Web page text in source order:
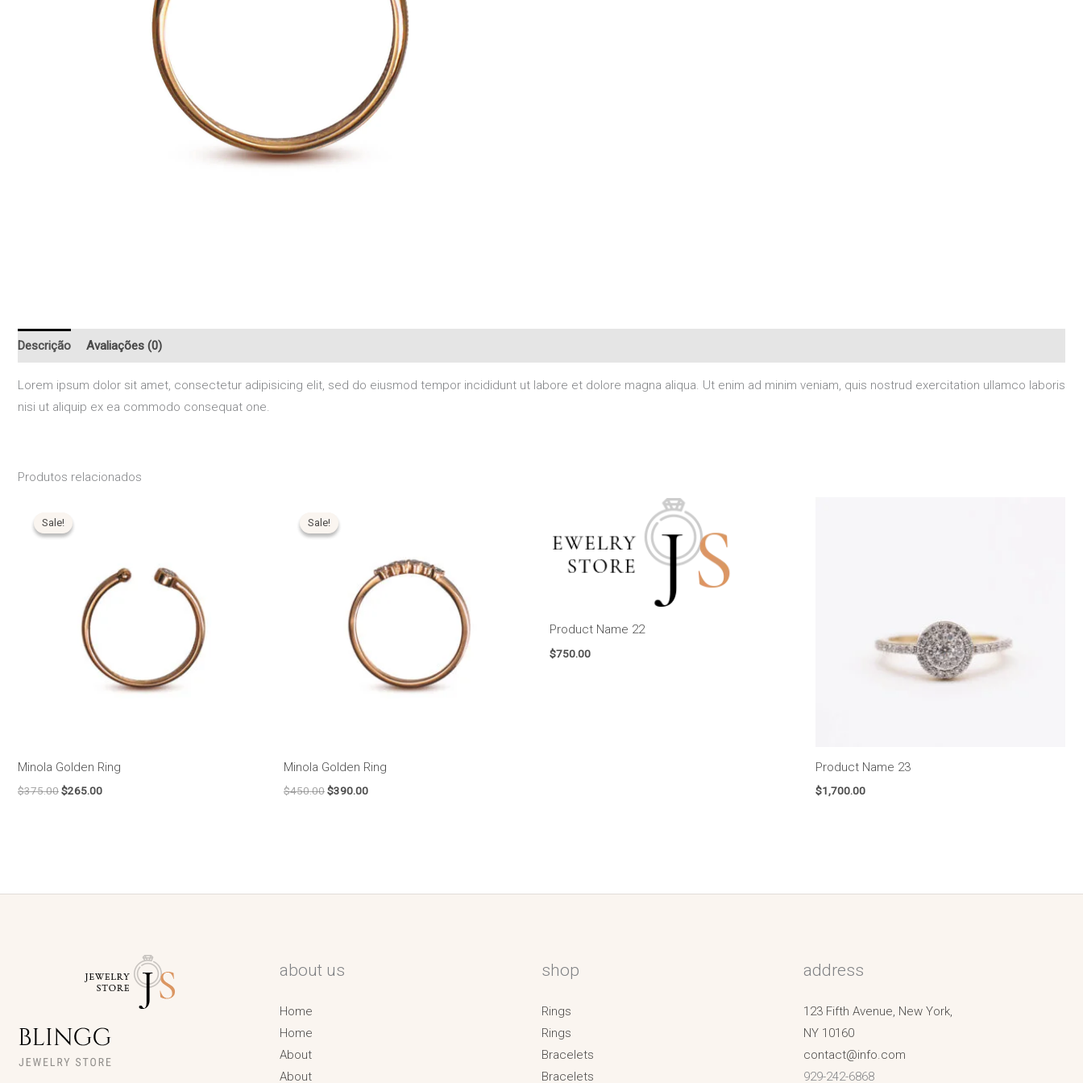
Descrição Avaliações (0)
Lorem ipsum dolor sit amet, consectetur adipisicing elit, sed do eiusmod tempor incididunt ut labore et dolore magna aliqua. Ut enim ad minim veniam, quis nostrud exercitation ullamco laboris
nisi ut aliquip ex ea commodo consequat one.
Produtos relacionados
Sale!
Sale!
Minola Golden Ring
$375.00
preço
original
$265.00
Sale!
Sale!
Minola Golden Ring
$450.00
preço
original
$390.00
$390.00.
Product Name 22
$750.00
Product Name 23
$1,700.00
about us
Home
Home
About
About
shop
Rings
Rings
Bracelets
Bracelets
address
123 Fifth Avenue, New York,
NY 10160
contact@info.com
929-242-6868